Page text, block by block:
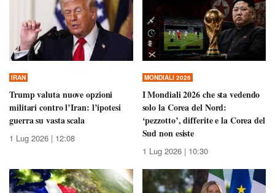
IRAN
Trump valuta nuove opzioni
militari contro l’Iran: l’ipotesi
guerra su vasta scala
1 Lug 2026 | 12:08
MONDIALI 2026
I Mondiali 2026 che sta vedendo
solo la Corea del Nord:
‘pezzotto’, differite e la Corea del
Sud non esiste
1 Lug 2026 | 10:30